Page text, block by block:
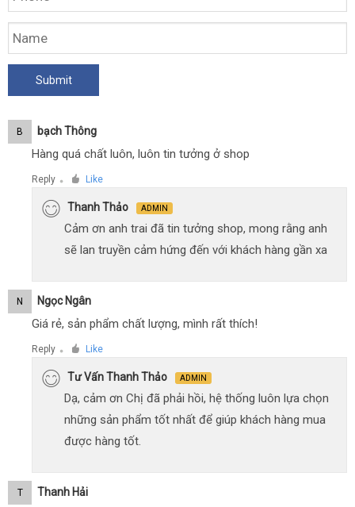
B Bạch Thông
Hàng quá chất luôn, luôn tin tưởng ở shop
Reply ● Like
Thanh Thảo ADMIN
Cảm ơn anh trai đã tin tưởng shop, mong rằng anh
sẽ lan truyền cảm hứng đến với khách hàng gần xa
N Ngọc Ngân
Giá rẻ, sản phẩm chất lượng, mình rất thích!
Reply ● Like
Tư Vấn Thanh Thảo ADMIN
Dạ, cảm ơn Chị đã phải hồi, hệ thống luôn lựa chọn
những sản phẩm tốt nhất để giúp khách hàng mua
được hàng tốt.
T Thanh Hải